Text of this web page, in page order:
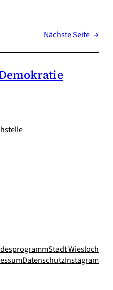
Nächste Seite →
Stadt Wiesloch
DatenschutzInstagram